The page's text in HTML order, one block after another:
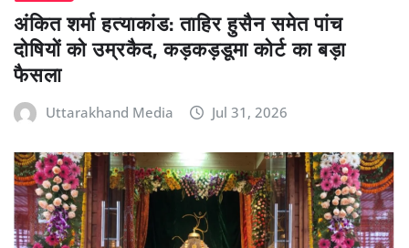
अंकित शर्मा हत्याकांड: ताहिर हुसैन समेत पांच
दोषियों को उम्रकैद, कड़कड़डूमा कोर्ट का बड़ा
फैसला
Uttarakhand Media Jul 31, 2026